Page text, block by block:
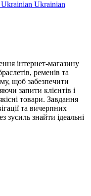
Ukrainian
інтернет-магазину
ременів та
щоб забезпечити
запити клієнтів і
товари. Завдання
та вичерпних
зусиль знайти ідеальні